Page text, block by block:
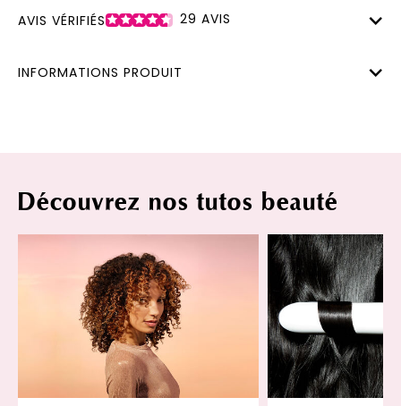
AVIS VÉRIFIÉS 29 AVIS
INFORMATIONS PRODUIT
Découvrez nos tutos beauté